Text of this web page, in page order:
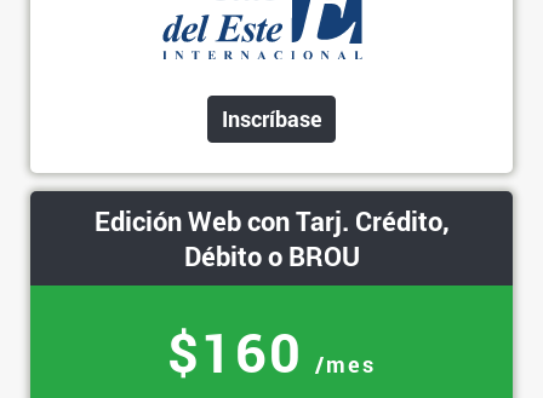
Inscríbase
Edición Web con Tarj. Crédito,
Débito o BROU
$160 /mes